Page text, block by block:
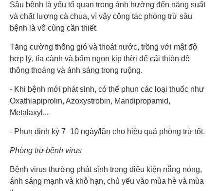
Sâu bệnh là yếu tố quan trọng ảnh hưởng đến năng suất
và chất lượng cà chua, vì vậy công tác phòng trừ sâu
bệnh là vô cùng cần thiết.
Tăng cường thông gió và thoát nước, trồng với mật độ
hợp lý, tỉa cành và bấm ngọn kịp thời để cải thiện độ
thông thoáng và ánh sáng trong ruộng.
- Khi bệnh mới phát sinh, có thể phun các loại thuốc như
Oxathiapiprolin, Azoxystrobin, Mandipropamid,
Metalaxyl...
- Phun định kỳ 7–10 ngày/lần cho hiệu quả phòng trừ tốt.
Phòng trừ bệnh virus
Bệnh virus thường phát sinh trong điều kiện nắng nóng,
ánh sáng mạnh và khô hạn, chủ yếu vào mùa hè và mùa